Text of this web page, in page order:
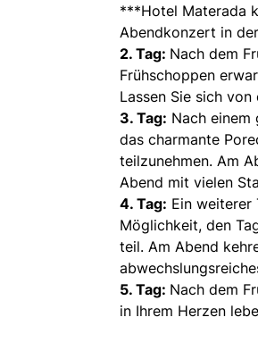
***Hotel Materada
Abendkonzert in
2. Tag: Nach dem
Frühschoppen
Lassen Sie sich
3. Tag: Nach einem
das charmante
teilzunehmen. Am
Abend mit vielen
4. Tag: Ein weiterer
Möglichkeit, den
teil. Am Abend
5. Tag: Nach dem
in Ihrem Herzen